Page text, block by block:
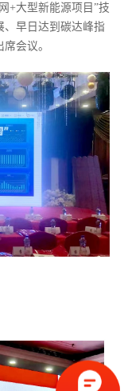
+大型新能源项目”技
、早日达到碳达峰指
会议。